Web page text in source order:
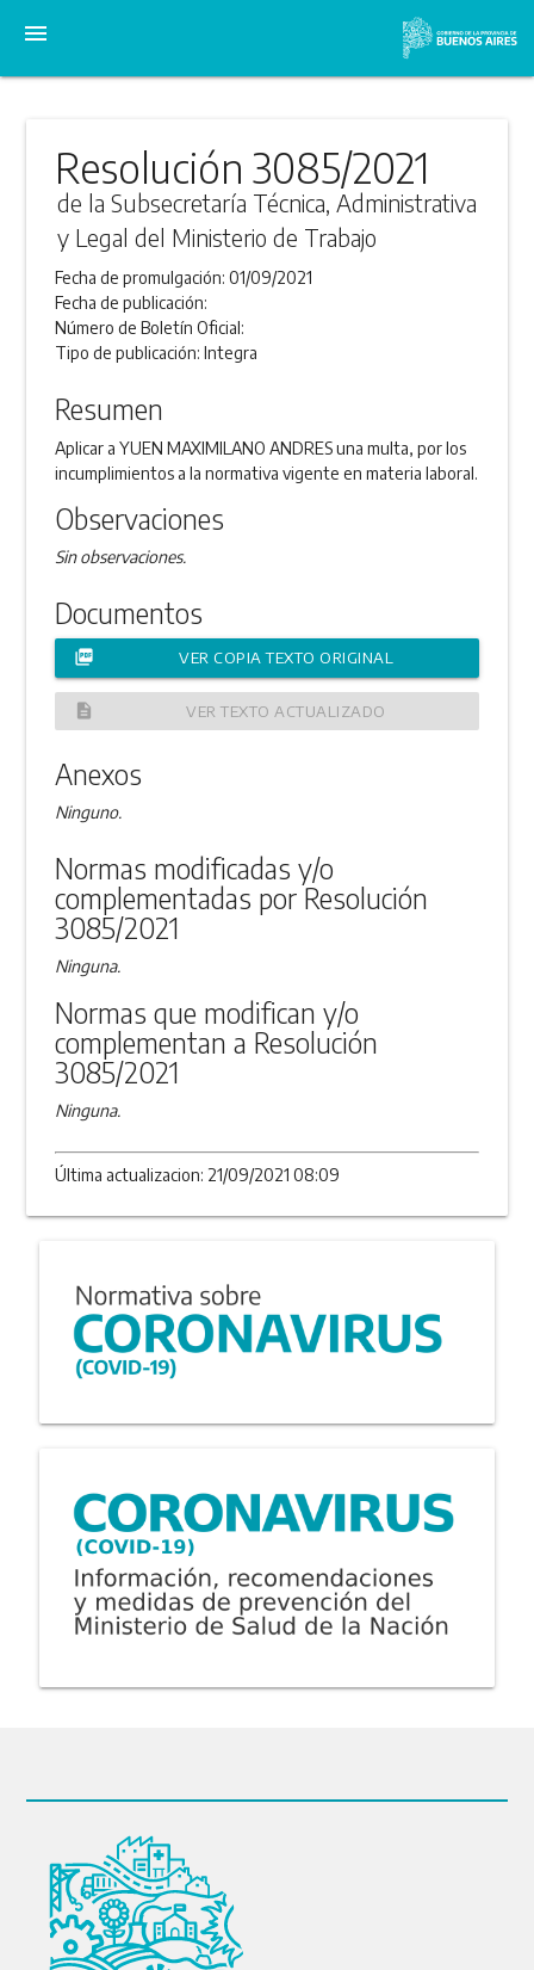
menu
Resolución 3085/2021
de la Subsecretaría Técnica, Administrativa
y Legal del Ministerio de Trabajo
Fecha de promulgación:01/09/2021
Fecha de publicación:
Número de Boletín Oficial:
Tipo de publicación:Integra
Resumen
Aplicar a YUEN MAXIMILANO ANDRES una multa, por los
incumplimientos a la normativa vigente en materia laboral.
Observaciones
Sin observaciones.
Documentos
picture_as_pdf VER COPIA TEXTO ORIGINAL
description VER TEXTO ACTUALIZADO
Anexos
Ninguno.
Normas modificadas y/o
complementadas por Resolución
3085/2021
Ninguna.
Normas que modifican y/o
complementan a Resolución
3085/2021
Ninguna.
Última actualizacion: 21/09/2021 08:09